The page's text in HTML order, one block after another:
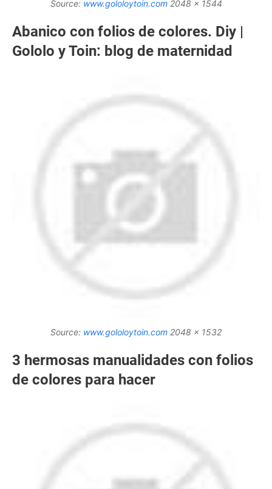
Source: www.gololoytoin.com2048 x 1544
Abanico con folios de colores. Diy |
Gololo y Toin: blog de maternidad
Source: www.gololoytoin.com 2048 x 1532
3 hermosas manualidades con folios
de colores para hacer